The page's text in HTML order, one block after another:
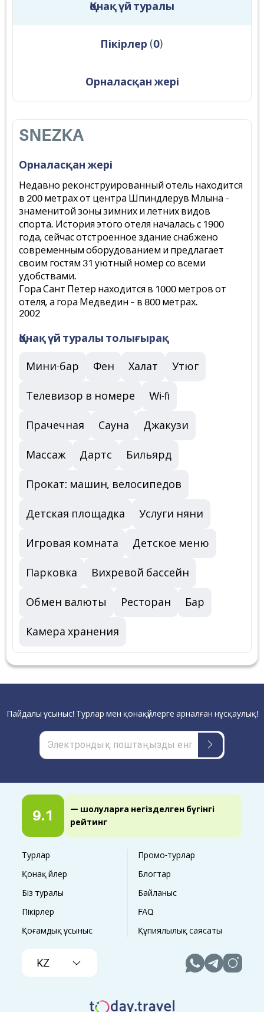
Қонақ үй туралы
Пікірлер (0)
Орналасқан жері
SNEZKA
Орналасқан жері
Недавно реконструированный отель находится
в 200 метрах от центра Шпиндлерув Млына –
знаменитой зоны зимних и летних видов
спорта. История этого отеля началась с 1900
года, сейчас отстроенное здание снабжено
современным оборудованием и предлагает
своим гостям 31 уютный номер со всеми
удобствами.
Гора Сант Петер находится в 1000 метров от
отеля, а гора Медведин – в 800 метрах.
2002
Қонақ үй туралы толығырақ
Мини-бар Фен Халат Утюг
Телевизор в номере Wi-fi
Прачечная Сауна Джакузи
Массаж Дартс Бильярд
Прокат: машин, велосипедов
Детская площадка Услуги няни
Игровая комната Детское меню
Парковка Вихревой бассейн
Обмен валюты Ресторан Бар
Камера хранения
9.1
— шолуларға негізделген бүгінгі
рейтинг
Турлар
Промо-турлар
Қонақ үйлер
Блогтар
Біз туралы
Байланыс
Пікірлер
FAQ
Қоғамдық ұсыныс
Құпиялылық саясаты
KZ
Пайдалы ұсыныс! Турлар мен қонақүйлерге арналған нұсқаулық!